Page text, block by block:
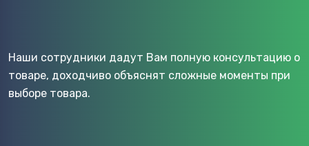
Наши сотрудники дадут Вам полную консультацию о
товаре, доходчиво объяснят сложные моменты при
выборе товара.